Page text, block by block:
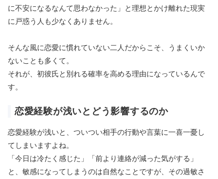
に不安になるなんて思わなかった」と理想とかけ離れた現実
に戸惑う人も少なくありません。
そんな風に恋愛に慣れていない二人だからこそ、うまくいか
ないことも多くて。
それが、初彼氏と別れる確率を高める理由になっているんで
す。
恋愛経験が浅いとどう影響するのか
恋愛経験が浅いと、ついつい相手の行動や言葉に一喜一憂し
てしまいますよね。
「今日は冷たく感じた」「前より連絡が減った気がする」
と、敏感になってしまうのは自然なことですが、その過敏さ